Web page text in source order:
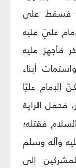
فسقط على
عليّ عليه
فأجهز عليه
أبناء
الإمام عليّاً
فحمل الراية
فقتله؛
وآله وسلم
إلى